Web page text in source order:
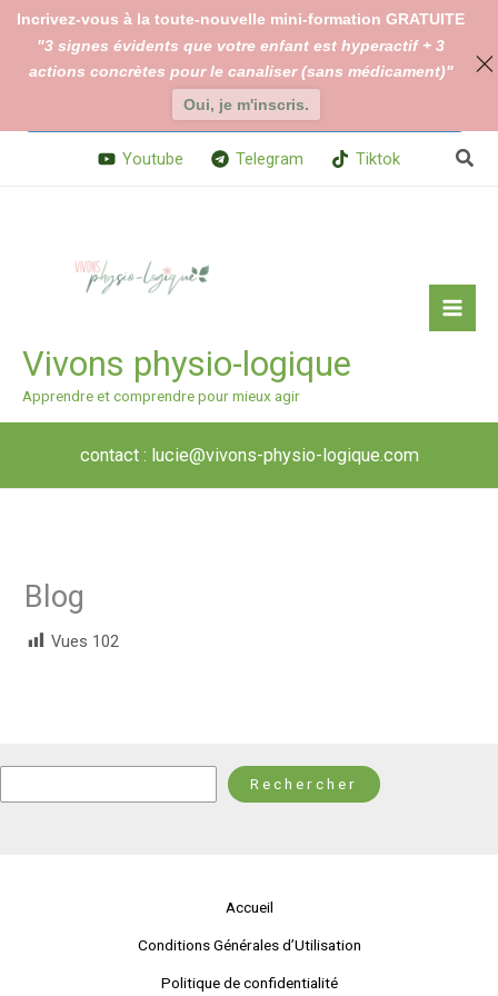
Aller
contenu
Youtube Telegram Tiktok
Vivons physio-logique
Apprendre et comprendre pour mieux agir
contact : lucie@vivons-physio-logique.com
Blog
Vues 102
Rechercher
Rechercher
Accueil
Conditions Générales d’Utilisation
Politique de confidentialité
En continuant à utiliser le site, vous acceptez l’utilisation des
cookies. Changer vos paramètres de cookies
Accepter
Incrivez-vous à la toute-nouvelle mini-formation GRATUITE
"3 signes évidents que votre enfant est hyperactif + 3
actions concrètes pour le canaliser (sans médicament)"
Oui, je m'inscris.